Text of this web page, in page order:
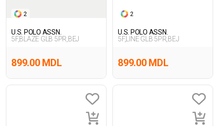
2
U.S. POLO ASSN.
5F,BLAZE GLB 5PR,BEJ
899.00 MDL
2
U.S. POLO ASSN.
5F,LINE GLB 5PR,BEJ
899.00 MDL